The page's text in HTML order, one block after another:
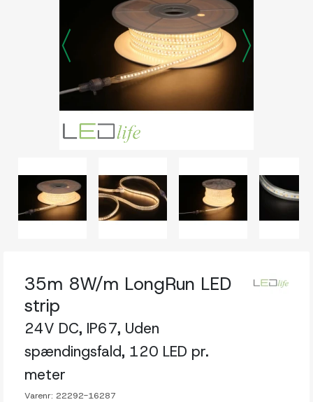
35m 8W/m LongRun LED
strip
24V DC, IP67, Uden
spændingsfald, 120 LED pr.
meter
Varenr: 22292-16287